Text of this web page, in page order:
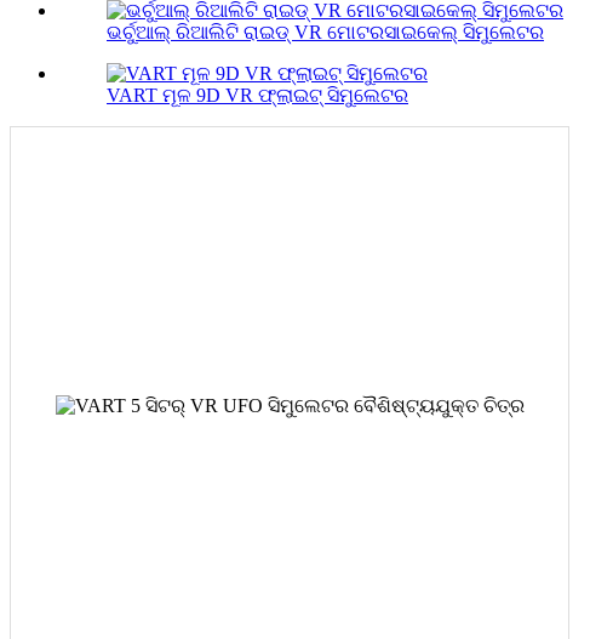
ଭର୍ଚୁଆଲ୍ ରିଆଲିଟି ରାଇଡ୍ VR ମୋଟରସାଇକେଲ୍ ସିମୁଲେଟର
VART ମୂଳ 9D VR ଫ୍ଲାଇଟ୍ ସିମୁଲେଟର